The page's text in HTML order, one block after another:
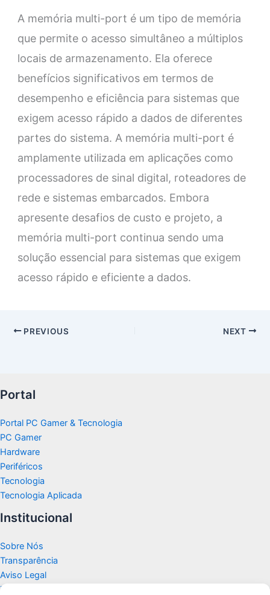
A memória multi-port é um tipo de memória
que permite o acesso simultâneo a múltiplos
locais de armazenamento. Ela oferece
benefícios significativos em termos de
desempenho e eficiência para sistemas que
exigem acesso rápido a dados de diferentes
partes do sistema. A memória multi-port é
amplamente utilizada em aplicações como
processadores de sinal digital, roteadores de
rede e sistemas embarcados. Embora
apresente desafios de custo e projeto, a
memória multi-port continua sendo uma
solução essencial para sistemas que exigem
acesso rápido e eficiente a dados.
PREVIOUS NEXT
Portal
Portal PC Gamer & Tecnologia
PC Gamer
Hardware
Periféricos
Tecnologia
Tecnologia Aplicada
Institucional
Sobre Nós
Transparência
Aviso Legal
Termos de Uso